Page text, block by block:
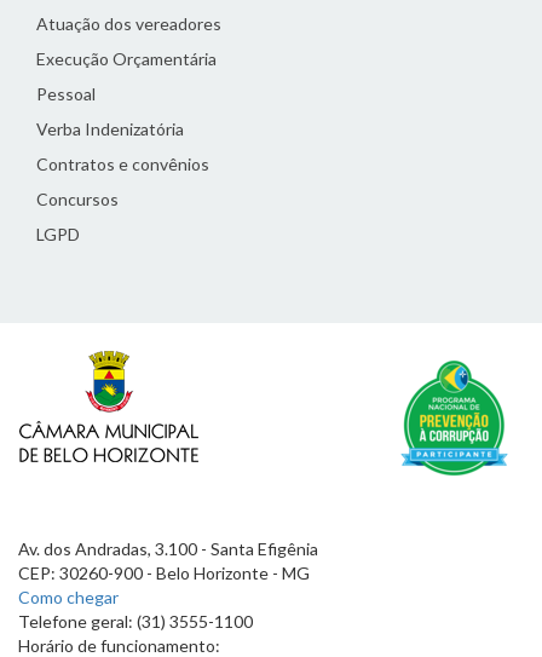
Atuação dos vereadores
Execução Orçamentária
Pessoal
Verba Indenizatória
Contratos e convênios
Concursos
LGPD
Av. dos Andradas, 3.100 - Santa Efigênia
CEP: 30260-900 - Belo Horizonte - MG
Como chegar
Telefone geral: (31) 3555-1100
Horário de funcionamento: